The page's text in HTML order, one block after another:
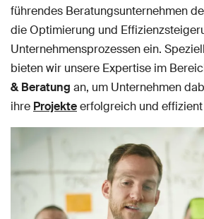
führendes Beratungsunternehmen
die Optimierung und
Unternehmensprozessen ein.
bieten wir unsere Expertise im
& Beratung an, um Unternehmen
ihre Projekteerfolgreich und